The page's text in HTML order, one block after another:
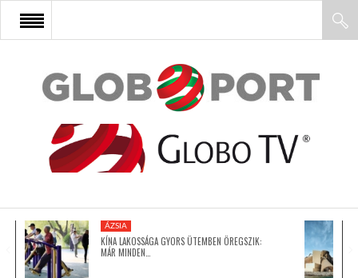
FŐOLDAL
AFRIKA
ÁZSIA
ÁZSIA
KÍNA LAKOSSÁGA GYORS ÜTEMBEN ÖREGSZIK:
MÁR MINDEN…